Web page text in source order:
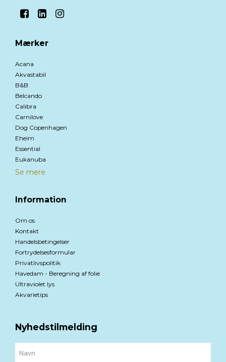
Mærker
Acana
Akvastabil
B&B
Belcando
Calibra
Carnilove
Dog Copenhagen
Eheim
Essential
Eukanuba
Se mere
Information
Om os
Kontakt
Handelsbetingelser
Fortrydelsesformular
Privatlivspolitik
Havedam - Beregning af folie
Ultraviolet lys
Akvarietips
Nyhedstilmelding